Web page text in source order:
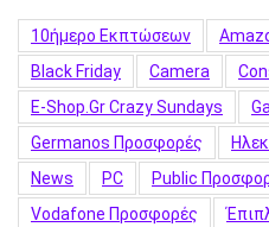
10ήμερο Εκπτώσεων
Black Friday
Camera
E-Shop.gr Crazy Sundays
Germanos Προσφορές
News
PC Public
Vodafone Προσφορές